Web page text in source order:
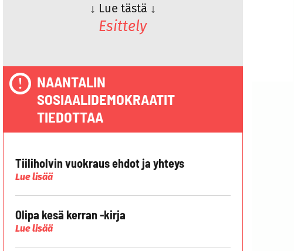
↓ Lue tästä ↓
Esittely
NAANTALIN
SOSIAALIDEMOKRAATIT
TIEDOTTAA
Tiiliholvin vuokraus ehdot ja yhteys
Lue lisää
Olipa kesä kerran -kirja
Lue lisää